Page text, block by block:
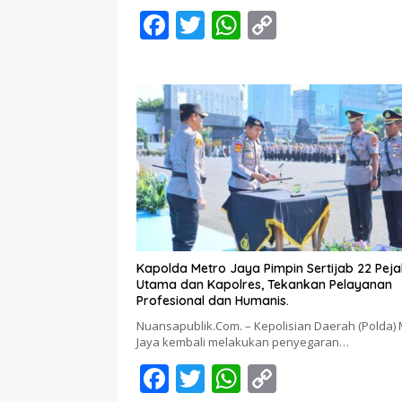
F
e
b
o
o
k
T
itt
er
W
at
s
A
p
p
p
Li
n
k
Kapolda Metro Jaya Pimpin Sertijab 22
Utama dan Kapolres, Tekankan Pelayanan
Profesional dan Humanis.
Nuansapublik.Com. – Kepolisian Daerah (Polda)
Jaya kembali melakukan penyegaran…
F T W